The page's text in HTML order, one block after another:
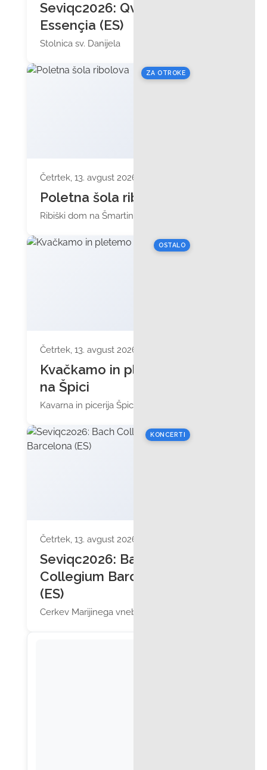
Seviqc2026: Qvinta
Essençia (ES)
Stolnica sv. Danijela
ZA OTROKE
Četrtek, 13. avgust 2026 ob 17:00
Poletna šola ribolova
Ribiški dom na Šmartinskem jezeru
OSTALO
Četrtek, 13. avgust 2026 ob 17:00
Kvačkamo in pletemo
na Špici
Kavarna in picerija Špica Celje
KONCERTI
Četrtek, 13. avgust 2026 ob 19:30
Seviqc2026: Bach
Collegium Barcelona
(ES)
Cerkev Marijinega vnebovzetja